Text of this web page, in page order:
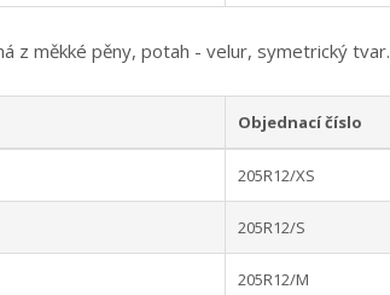
z měkké pěny, potah - velur, symetrický tvar.
Objednací číslo
205R12/XS
205R12/S
205R12/M